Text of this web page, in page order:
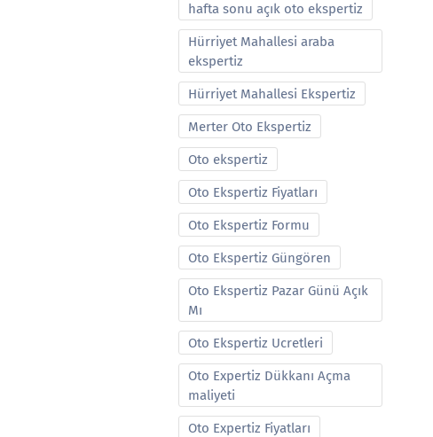
hafta sonu açık oto ekspertiz
Hürriyet Mahallesi araba
ekspertiz
Hürriyet Mahallesi Ekspertiz
Merter Oto Ekspertiz
Oto ekspertiz
Oto Ekspertiz Fiyatları
Oto Ekspertiz Formu
Oto Ekspertiz Güngören
Oto Ekspertiz Pazar Günü Açık
Mı
Oto Ekspertiz Ucretleri
Oto Expertiz Dükkanı Açma
maliyeti
Oto Expertiz Fiyatları